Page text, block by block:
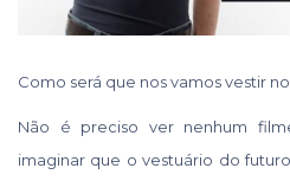
Como será que nos vamos vestir
Não é preciso ver nenhum
imaginar que o vestuário do